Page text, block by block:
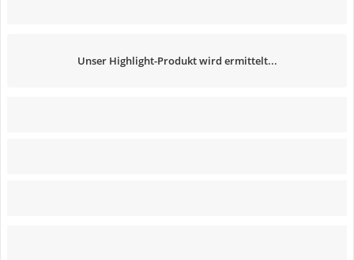
Unser Highlight-Produkt wird ermittelt...